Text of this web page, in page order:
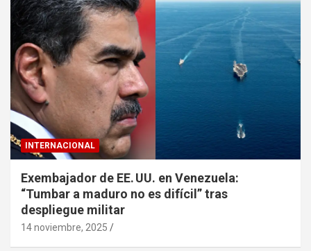
INTERNACIONAL
Exembajador de EE. UU. en Venezuela:
“Tumbar a maduro no es difícil” tras
despliegue militar
14 noviembre, 2025